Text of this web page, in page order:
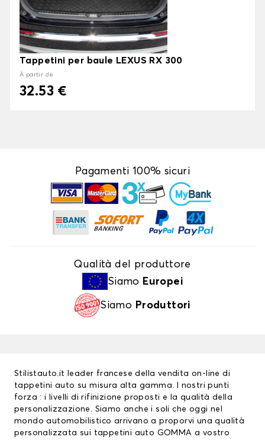
Tappetini per baule LEXUS RX 300
À partir de
32.53 €
Pagamenti 100% sicuri
Qualità del produttore
Siamo Europei
Siamo Produttori
Stilistauto.it leader francese della vendita on-line di
tappetini auto su misura alta gamma. I nostri punti
forza : i livelli di rifinizione proposti e la qualità della
personalizzazione. Siamo anche i soli che oggi nel
mondo automobilistico arrivano a proporvi una qualità
personalizzata sui tappetini auto GOMMA a vostro